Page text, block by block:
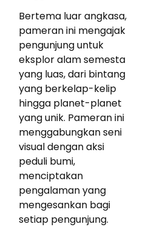
Bertema luar angkasa,
pameran ini mengajak
pengunjung untuk
eksplor alam semesta
yang luas, dari bintang
yang berkelap-kelip
hingga planet-planet
yang unik. Pameran ini
menggabungkan seni
visual dengan aksi
peduli bumi,
menciptakan
pengalaman yang
mengesankan bagi
setiap pengunjung.